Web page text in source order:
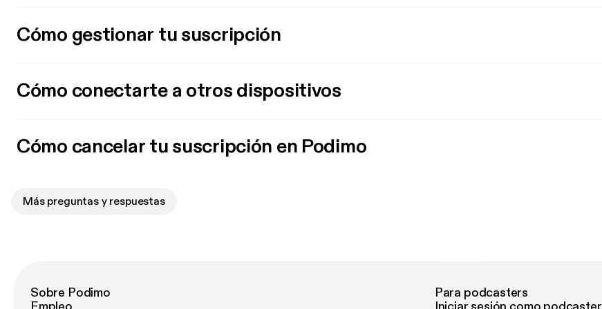
Cómo gestionar tu suscripción
Cómo conectarte a otros dispositivos
Cómo cancelar tu suscripción en Podimo
Más preguntas y respuestas
Sobre Podimo
Para podcasters